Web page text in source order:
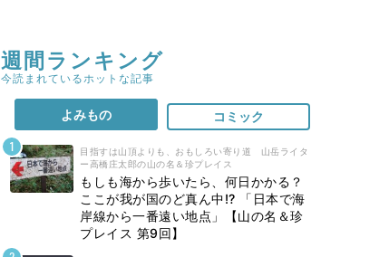
週間ランキング
今読まれているホットな記事
よみもの コミック
目指すは山頂よりも、おもしろい寄り道 山岳ライタ
ー高橋庄太郎の山の名＆珍プレイス
もしも海から歩いたら、何日かかる？
ここが我が国のど真ん中!? 「日本で海
岸線から一番遠い地点」【山の名＆珍
プレイス 第9回】